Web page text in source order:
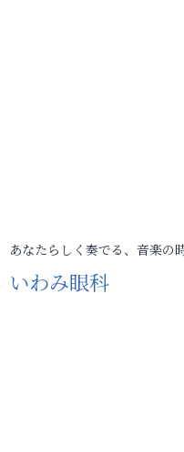
あなたらしく奏でる、音楽の
いわみ眼科